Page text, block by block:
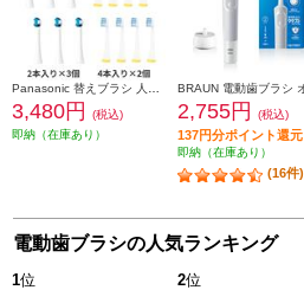
3,480円
(税込)
即納（在庫あり）
2,755円 (税込)
137円分ポイント還元
即納（在庫あり）
(16件)
電動歯ブラシの人気ランキング
1位 2位